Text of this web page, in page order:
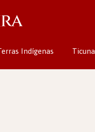
Indígenas Ticuna